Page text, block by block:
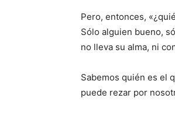
Pero, entonces,
Sólo alguien bueno,
no lleva su alma, ni
Sabemos quién es el
puede rezar por